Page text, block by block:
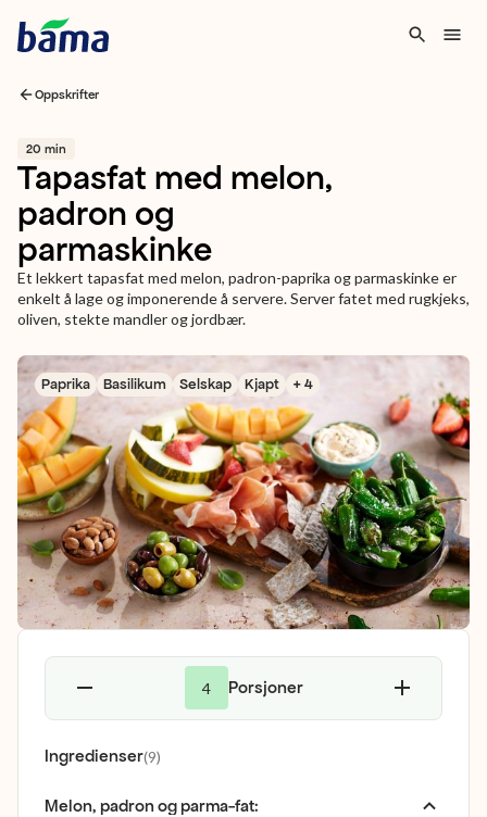
Oppskrifter
20 min
Tapasfat med melon,
padron og
parmaskinke
Et lekkert tapasfat med melon, padron-paprika og parmaskinke er
enkelt å lage og imponerende å servere. Server fatet med rugkjeks,
oliven, stekte mandler og jordbær.
Paprika Basilikum Selskap Kjapt + 4
4 Porsjoner
Ingredienser(9)
Melon, padron og parma-fat: